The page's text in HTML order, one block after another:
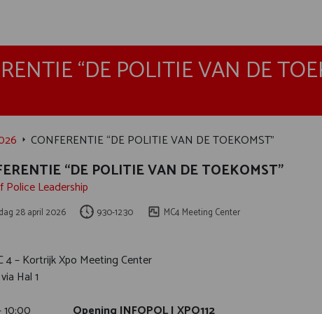
“DE POLITIE VAN DE
CONFERENTIE “DE POLITIE VAN DE TOEKOMST”
“DE POLITIE VAN DE TOEKOMST”
Police Leadership
28 april 2026 9:30-12:30 MC4 Meeting Center
4 – Kortrijk Xpo Meeting Center
Hal 1